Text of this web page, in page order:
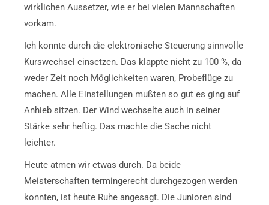
wirklichen Aussetzer, wie er bei vielen Mannschaften
vorkam.
Ich konnte durch die elektronische Steuerung sinnvolle
Kurswechsel einsetzen. Das klappte nicht zu 100 %, da
weder Zeit noch Möglichkeiten waren, Probeflüge zu
machen. Alle Einstellungen mußten so gut es ging auf
Anhieb sitzen. Der Wind wechselte auch in seiner
Stärke sehr heftig. Das machte die Sache nicht
leichter.
Heute atmen wir etwas durch. Da beide
Meisterschaften termingerecht durchgezogen werden
konnten, ist heute Ruhe angesagt. Die Junioren sind